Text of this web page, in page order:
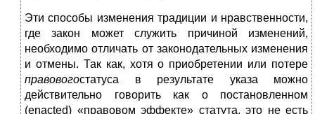
Эти способы изменения традиции и нравственности,
где закон может служить причиной изменений,
необходимо отличать от законодательных изменения
и отмены. Так как, хотя о приобретении или потере
правовогостатуса в результате указа можно
действительно говорить как о постановленном
(enacted) «правовом эффекте» статута, это не есть